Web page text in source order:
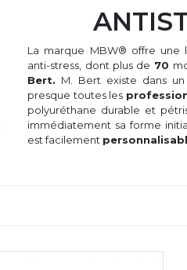
La marque MBW® offre une
anti-stress, dont plus de 70
Bert. M. Bert existe dans un
presque toutes les
polyuréthane durable et
immédiatement sa forme
est facilement